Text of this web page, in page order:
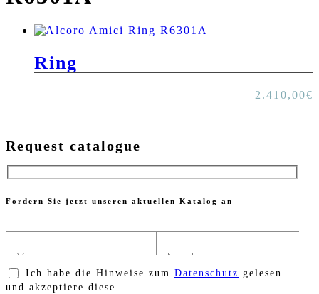
Ring
2.410,00€
Request catalogue
Fordern Sie jetzt unseren aktuellen Katalog an
Ich habe die Hinweise zum Datenschutz gelesen
und akzeptiere diese.